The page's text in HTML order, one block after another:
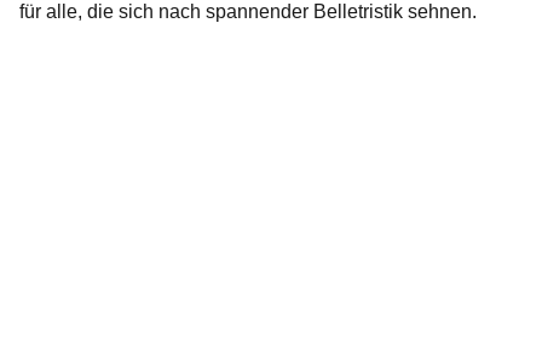
für alle, die sich nach spannender Belletristik sehnen.